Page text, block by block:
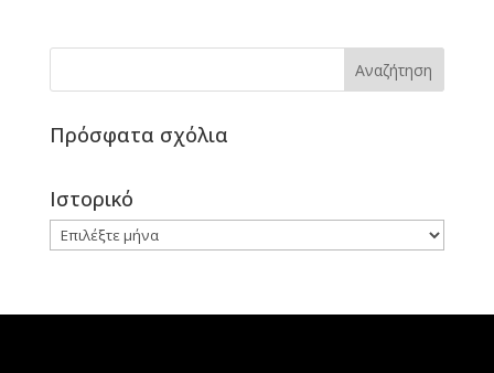
Πρόσφατα σχόλια
Ιστορικό
Ιστορικό